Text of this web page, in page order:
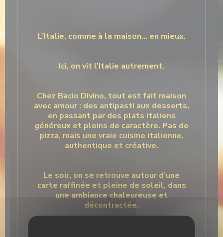
L’Italie, comme à la maison… en mieux.
Ici, on vit l’Italie autrement.
Chez Bacio Divino, tout est fait maison
avec amour : des antipasti aux desserts,
en passant par des plats italiens
généreux et pleins de caractère. Pas de
pizza, mais une vraie cuisine italienne,
authentique et créative.
Le soir, on se retrouve autour d’une
carte raffinée et pleine de soleil, dans
une ambiance chaleureuse et
décontractée.